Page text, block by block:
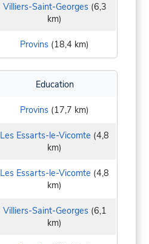
Villiers-Saint-Georges(6,3
km)
Provins (18,4 km)
Education
Provins (17,7 km)
Les Essarts-le-Vicomte (4,8
km)
Les Essarts-le-Vicomte (4,8
km)
Villiers-Saint-Georges(6,1
km)